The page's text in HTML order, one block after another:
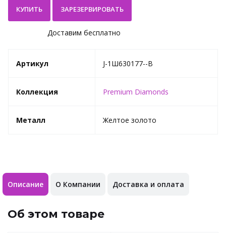
КУПИТЬ
Доставим бесплатно
Артикул J-1Ш630177--B
Коллекция Premium Diamonds
Металл Желтое золото
Описание О Компании Доставка и оплата
Об этом товаре